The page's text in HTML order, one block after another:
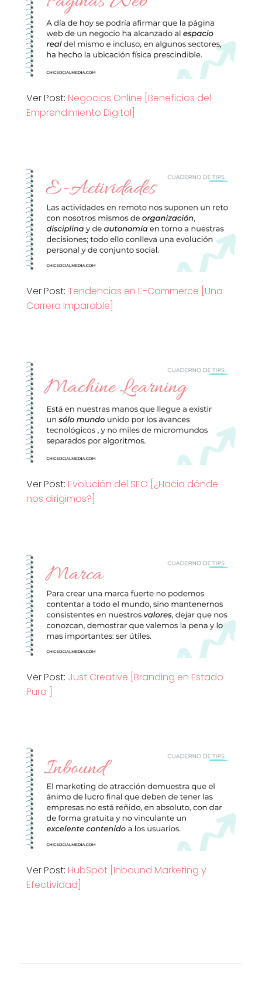
Ver Post: Negocios Online [Beneficios del
Emprendimiento Digital]
Ver Post: Tendencias en E-Commerce [Una
Carrera Imparable]
Ver Post: Evolución del SEO [¿Hacia dónde
nos dirigimos?]
Ver Post: Just Creative [Branding en Estado
Puro ]
Ver Post: HubSpot [Inbound Marketing y
Efectividad]